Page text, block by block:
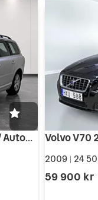
Volvo V70 2.0F Momentum 145hk / Automat / Nyservad Volvo V70
2009 24
59 900 kr